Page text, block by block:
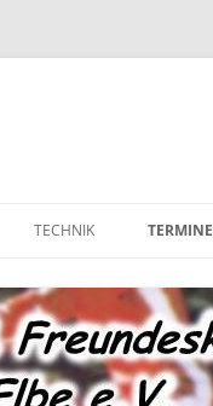
TECHNIK
TECHNIK – FAHRWERK
TECHNIK – SONSTIGES
TERMINE